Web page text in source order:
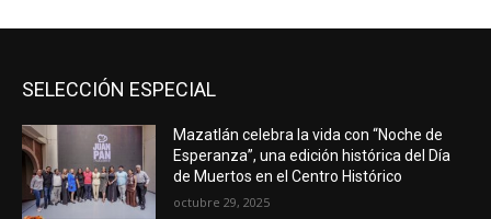
SELECCIÓN ESPECIAL
Mazatlán celebra la vida con “Noche de
Esperanza”, una edición histórica del Día
de Muertos en el Centro Histórico
octubre 29, 2025